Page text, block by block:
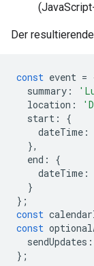
Der
const event =
summary :
location :
start :
{
dateTime :
},
end :
{
dateTime :
}
};
const
const
sendUpdates :
};